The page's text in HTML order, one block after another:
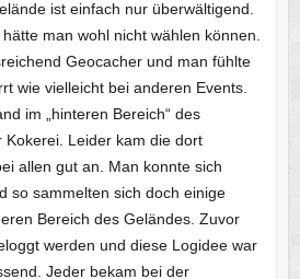
ist einfach nur überwältigend.
man wohl nicht wählen können.
Geocacher und man fühlte
wie vielleicht bei anderen Events.
im „hinteren Bereich“ des
Kokerei. Leider kam die dort
allen gut an. Man konnte sich
so sammelten sich doch einige
Bereich des Geländes. Zuvor
werden und diese Logidee war
Jeder bekam bei der